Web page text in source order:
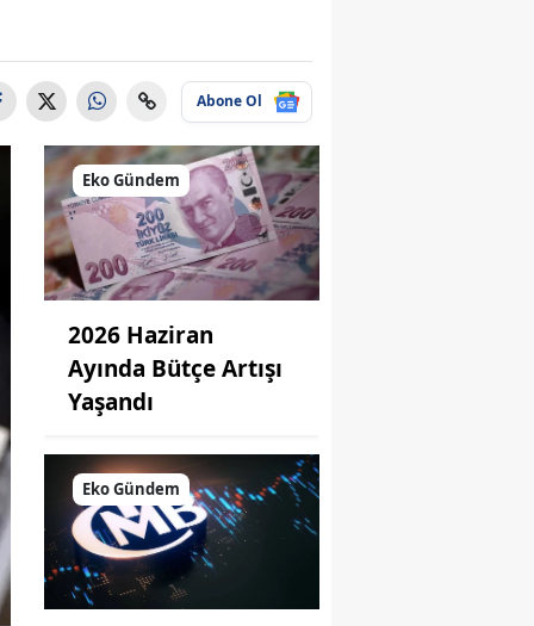
Abone Ol
Eko Gündem
2026 Haziran
Ayında Bütçe Artışı
Yaşandı
Eko Gündem